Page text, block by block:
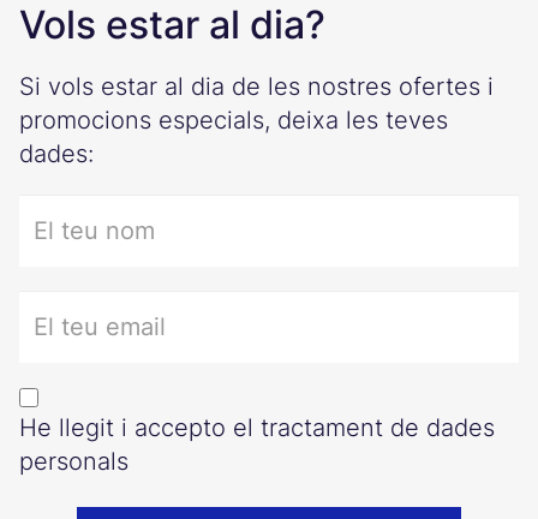
Vols estar al dia?
Si vols estar al dia de les nostres ofertes i
promocions especials, deixa les teves
dades:
He llegit i accepto el tractament de dades
personals